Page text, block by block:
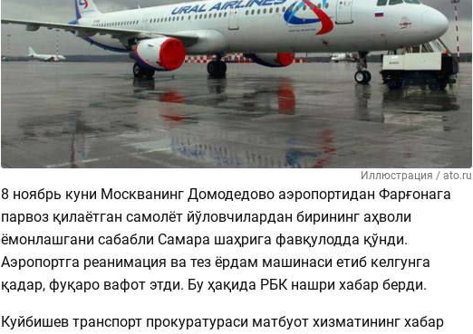
Иллюстрация / ato.ru
8 ноябрь куни Москванинг Домодедово аэропортидан Фарғонага
парвоз қилаётган самолёт йўловчилардан бирининг аҳволи
ёмонлашгани сабабли Самара шаҳрига фавқулодда қўнди.
Аэропортга реанимация ва тез ёрдам машинаси етиб келгунга
қадар, фуқаро вафот этди. Бу ҳақида РБК нашри хабар берди.
Куйбишев транспорт прокуратураси матбуот хизматининг хабар